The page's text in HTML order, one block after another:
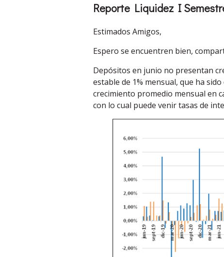
Reporte Liquidez I
Estimados Amigos,
Espero se encuentren bien,
Depósitos en junio no presentan
estable de 1% mensual, que ha
crecimiento promedio mensual en
con lo cual puede venir tasas de